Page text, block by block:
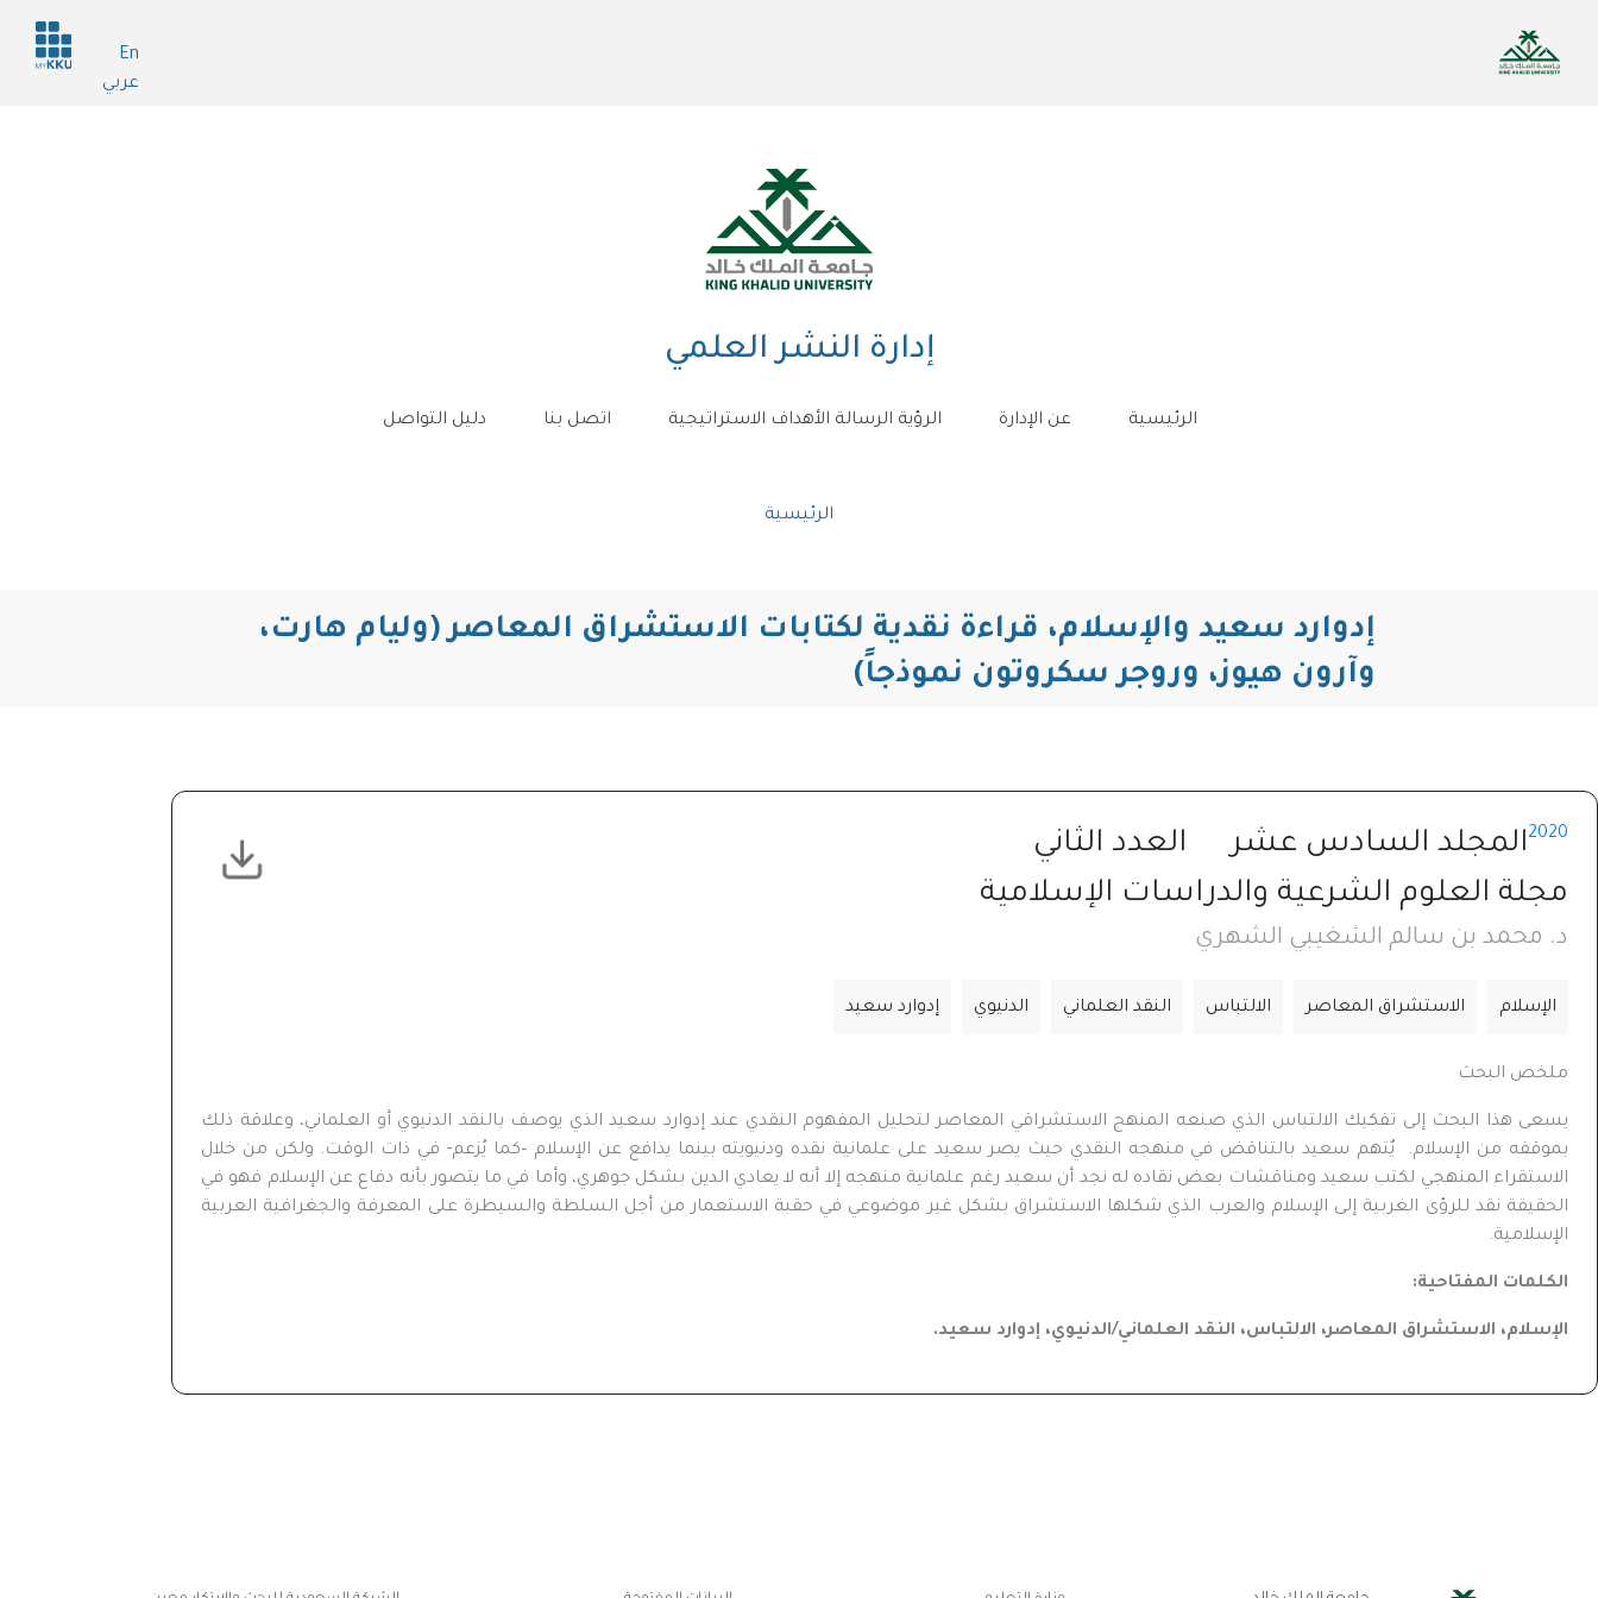
المحتوى
En
عربي
Header
services
إدارة النشر العلمي
الرئيسية عن الإدارة الرؤية الرسالة الأهداف الاستراتيجية اتصل بنا دليل التواصل
مسار
الرئيسية
إدوارد سعيد والإسلام، قراءة نقدية لكتابات الاستشراق المعاصر (وليام هارت،
وآرون هيوز، وروجر سكروتون نموذجاً)
2020المجلد السادس عشر
العدد الثاني
مجلة العلوم الشرعية والدراسات الإسلامية
د. محمد بن سالم الشغيبي الشهري
الإسلام الاستشراق المعاصر الالتباس النقد العلماني الدنيوي إدوارد سعيد
ملخص البحث
يسعى هذا البحث إلى تفكيك الالتباس الذي صنعه المنهج الاستشراقي المعاصر لتحليل المفهوم النقدي عند إدوارد سعيد الذي يوصف بالنقد الدنيوي أو العلماني، وعلاقة ذلك
بموقفه من الإسلام. يٌتهم سعيد بالتناقض في منهجه النقدي حيث يصر سعيد على علمانية نقده ودنيويته بينما يدافع عن الإسلام –كما يُزعم- في ذات الوقت. ولكن من خلال
الاستقراء المنهجي لكتب سعيد ومناقشات بعض نقاده له نجد أن سعيد رغم علمانية منهجه إلا أنه لا يعادي الدين بشكل جوهري، وأما في ما يتصور بأنه دفاع عن الإسلام فهو في
الحقيقة نقد للرؤى الغربية إلى الإسلام والعرب الذي شكلها الاستشراق بشكل غير موضوعي في حقبة الاستعمار من أجل السلطة والسيطرة على المعرفة والجغرافية العربية
الإسلامية.
الكلمات المفتاحية:
الإسلام، الاستشراق المعاصر، الالتباس، النقد العلماني/الدنيوي، إدوارد سعيد.